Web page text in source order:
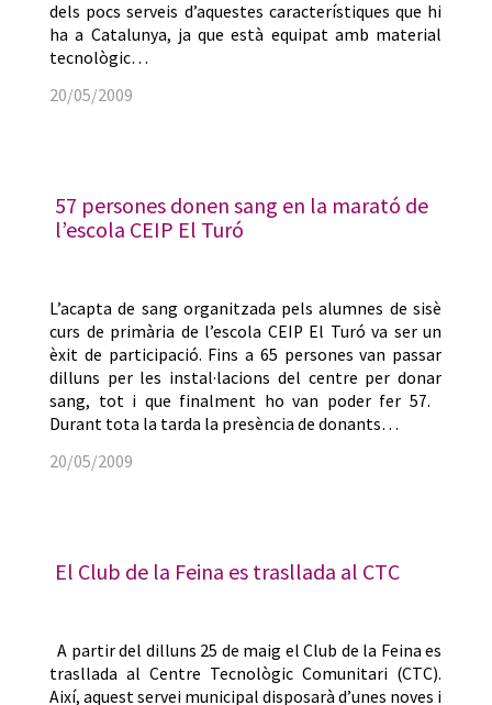
dels pocs serveis d’aquestes característiques que hi
ha a Catalunya, ja que està equipat amb material
tecnològic…
20/05/2009
57 persones donen sang en la marató de
l’escola CEIP El Turó
L’acapta de sang organitzada pels alumnes de sisè
curs de primària de l’escola CEIP El Turó va ser un
èxit de participació. Fins a 65 persones van passar
dilluns per les instal·lacions del centre per donar
sang, tot i que finalment ho van poder fer 57.
Durant tota la tarda la presència de donants…
20/05/2009
El Club de la Feina es trasllada al CTC
A partir del dilluns 25 de maig el Club de la Feina es
trasllada al Centre Tecnològic Comunitari (CTC).
Així, aquest servei municipal disposarà d’unes noves i